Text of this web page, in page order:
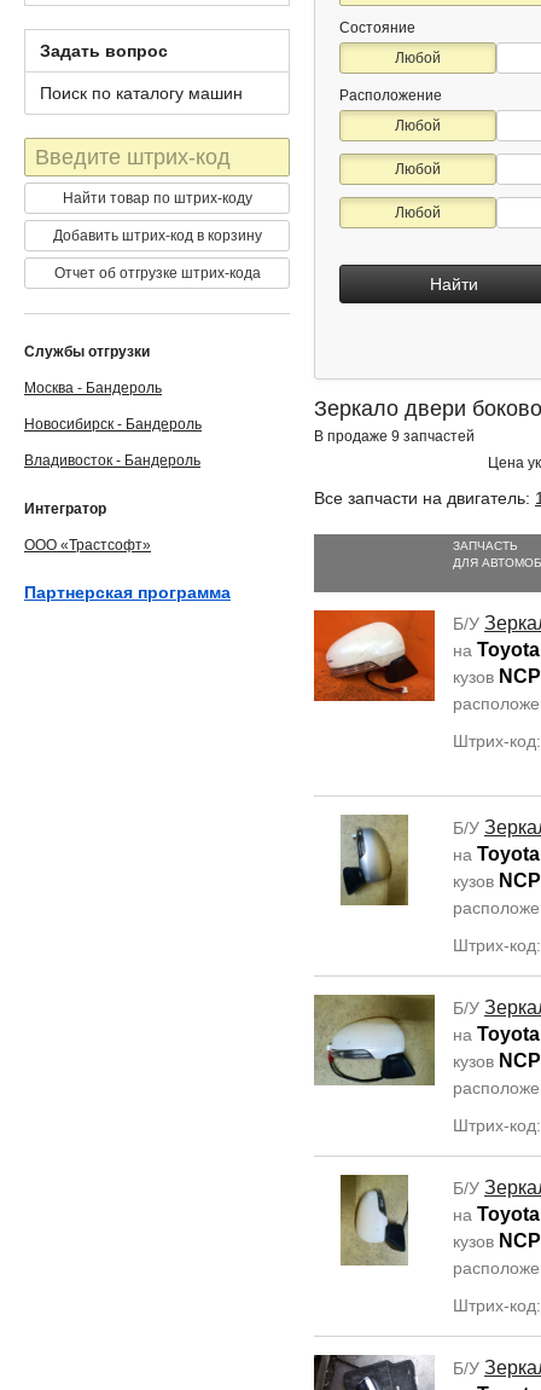
Состояние
Любой
Расположение
Любой
Любой
Любой
Найти
Зеркало двери
В продаже 9 запчастей
Цена
Все запчасти на двигатель:
ЗАПЧАСТЬ
ДЛЯ
Б/У
на
кузов
Штрих-
Б/У
на
кузов
Штрих-
Б/У
на
кузов
Штрих-
Б/У
на
кузов
Штрих-
Б/У
Задать вопрос
Поиск по каталогу машин
Штрих-
код
Найти товар по штрих-коду
Добавить штрих-код в корзину
Отчет об отгрузке штрих-кода
Службы отгрузки
Москва - Бандероль
Новосибирск - Бандероль
Владивосток - Бандероль
Интегратор
ООО «Трастсофт»
Партнерская программа